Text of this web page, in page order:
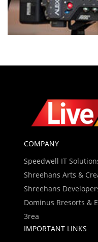
COMPANY
Speedwell IT
Shreehans Arts &
Shreehans
Dominus Rresorts &
3rea
IMPORTANT LINKS